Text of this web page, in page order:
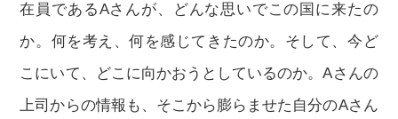
在員であるAさんが、どんな思いでこの国に来たの
か。何を考え、何を感じてきたのか。そして、今ど
こにいて、どこに向かおうとしているのか。Aさんの
上司からの情報も、そこから膨らませた自分のAさん